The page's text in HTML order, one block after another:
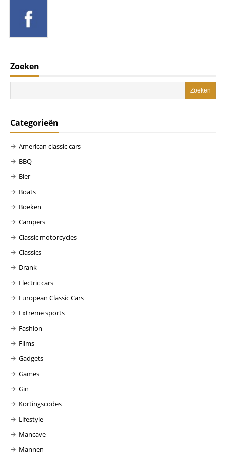
Zoeken
Categorieën
American classic cars
BBQ
Bier
Boats
Boeken
Campers
Classic motorcycles
Classics
Drank
Electric cars
European Classic Cars
Extreme sports
Fashion
Films
Gadgets
Games
Gin
Kortingscodes
Lifestyle
Mancave
Mannen